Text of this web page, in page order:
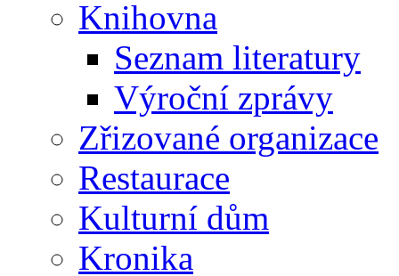
Knihovna
Seznam literatury
Výroční zprávy
Zřizované organizace
Restaurace
Kulturní dům
Kronika